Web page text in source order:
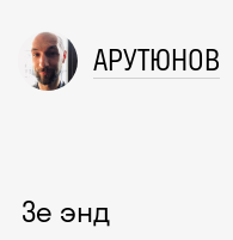
АРУТЮНОВ
Зе энд